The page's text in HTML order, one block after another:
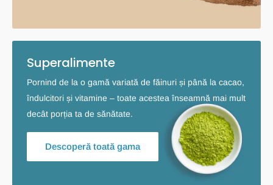
Superalimente
Pornind de la o gamă variată de făinuri și până la cacao,
îndulcitori și vitamine – toate acestea înseamnă mai mult
decât porția ta de sănătate.
Descoperă toată gama